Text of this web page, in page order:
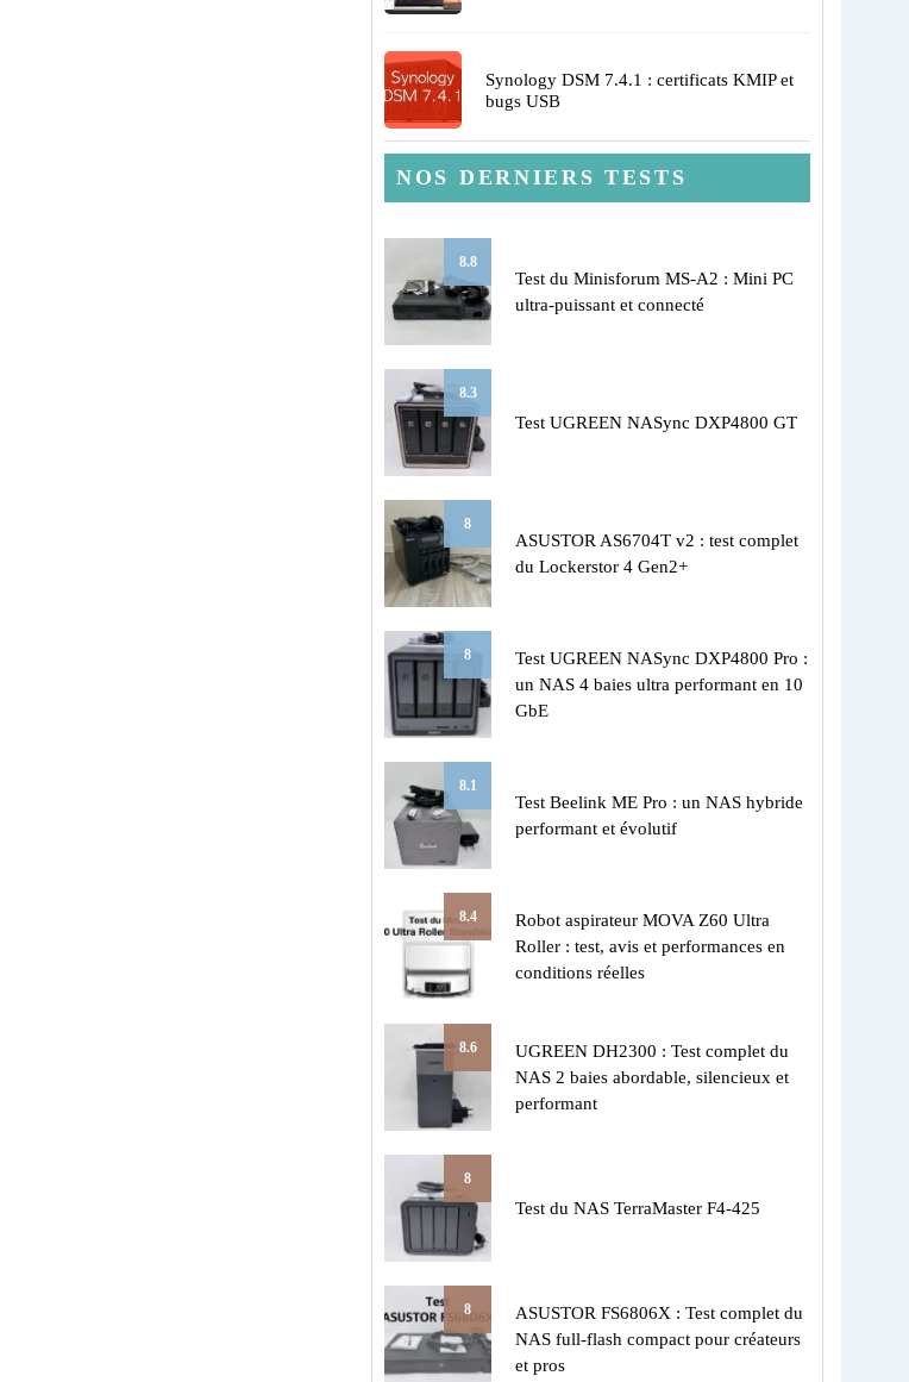
Synology DSM 7.4.1 : certificats KMIP et
bugs USB
NOS DERNIERS TESTS
8.8
Test du Minisforum MS-A2 : Mini PC
ultra-puissant et connecté
8.3
Test UGREEN NASync DXP4800 GT
8
ASUSTOR AS6704T v2 : test complet
du Lockerstor 4 Gen2+
8
Test UGREEN NASync DXP4800 Pro :
un NAS 4 baies ultra performant en 10
GbE
8.1
Test Beelink ME Pro : un NAS hybride
performant et évolutif
8.4
Robot aspirateur MOVA Z60 Ultra
Roller : test, avis et performances en
conditions réelles
8.6
UGREEN DH2300 : Test complet du
NAS 2 baies abordable, silencieux et
performant
8
Test du NAS TerraMaster F4-425
8
ASUSTOR FS6806X : Test complet du
NAS full-flash compact pour créateurs
et pros